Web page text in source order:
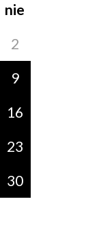
nie
2
9
16
23
30